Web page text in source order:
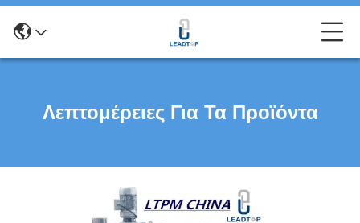
Λεπτομέρειες Για Τα Προϊόντα